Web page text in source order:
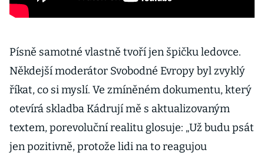
Písně samotné vlastně tvoří jen špičku ledovce.
Někdejší moderátor Svobodné Evropy byl zvyklý
říkat, co si myslí. Ve zmíněném dokumentu, který
otevírá skladba Kádrují mě s aktualizovaným
textem, porevoluční realitu glosuje: „Už budu psát
jen pozitivně, protože lidi na to reagujou